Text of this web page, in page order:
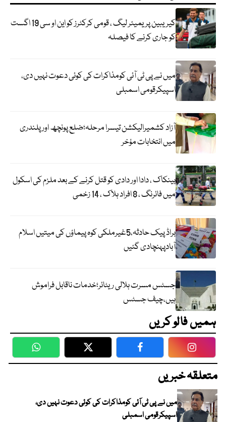
کیریبین پریمیئر لیگ ، قومی کرکٹرز کو این او سی 19 اگست
کو جاری کرنے کا فیصلہ
میں نے پی ٹی آئی کومذاکرات کی کوئی دعوت نہیں دی،
اسپیکرقومی اسمبلی
آزاد کشمیرالیکشن تیسرا مرحلہ؛ضلع پونچھ اور پلندری
میں انتخابات مؤخر
بینکاک ، دادا اور دادی کو قتل کرنے کے بعد ملزم کی اسکول
میں فائرنگ ، 8 افراد ہلاک ، 14 زخمی
براڈ پیک حادثہ،5غیرملکی کوہ پیماؤں کی میتیں اسلام
آبادپہنچادی گئیں
جسٹس مسرت ہلالی ریٹائر؛خدمات ناقابل فراموش
ہیں،چیف جسٹس
ہمیں فالو کریں
WhatsApp Twitter Facebook
متعلقہ خبریں
میں نے پی ٹی آئی کومذاکرات کی کوئی دعوت نہیں دی،
اسپیکرقومی اسمبلی